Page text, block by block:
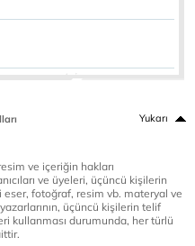
Yukarı
ve içeriğin hakları
ve üyeleri, üçüncü kişilerin
fotoğraf, resim vb. materyal ve
üçüncü kişilerin telif
kullanması durumunda, her türlü